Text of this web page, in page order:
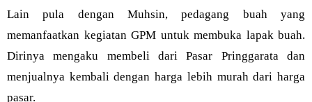
Lain pula dengan Muhsin, pedagang buah yang
memanfaatkan kegiatan GPM untuk membuka lapak buah.
Dirinya mengaku membeli dari Pasar Pringgarata dan
menjualnya kembali dengan harga lebih murah dari harga
pasar.